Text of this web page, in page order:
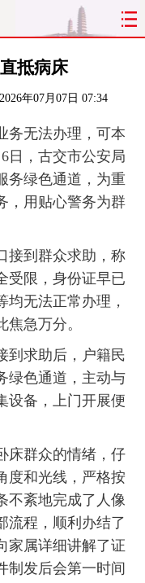
太原
文明 出行
合 专题
务 教育
热评 社区
抵病床
2026年07月07日 07:34
无法办理，可本
，古交市公安局
务绿色通道，为重
，用贴心警务为群
到群众求助，称
受限，身份证早已
无法正常办理，
急万分。
求助后，户籍民
绿色通道，主动与
设备，上门开展便
群众的情绪，仔
度和光线，严格按
不紊地完成了人像
流程，顺利办结了
家属详细讲解了证
制发后会第一时间